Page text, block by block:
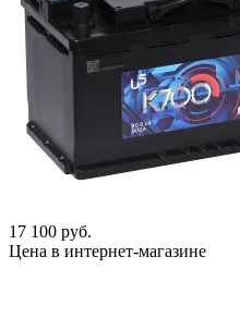
17 100 руб.
Цена в интернет-магазине